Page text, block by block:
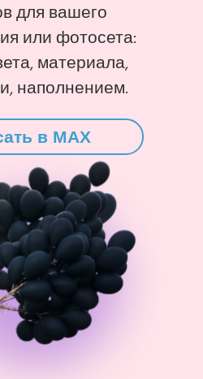
для вашего
или фотосета:
материала,
наполнением.
в MAX